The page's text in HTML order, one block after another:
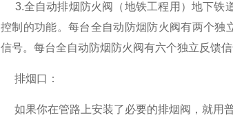
3.全自动排烟防火阀（地铁工程用）地下铁
控制的功能。每台全自动防烟防火阀有两个
信号。每台全自动防烟防火阀有六个独立反馈
排烟口：
如果你在管路上安装了必要的排烟阀，就用